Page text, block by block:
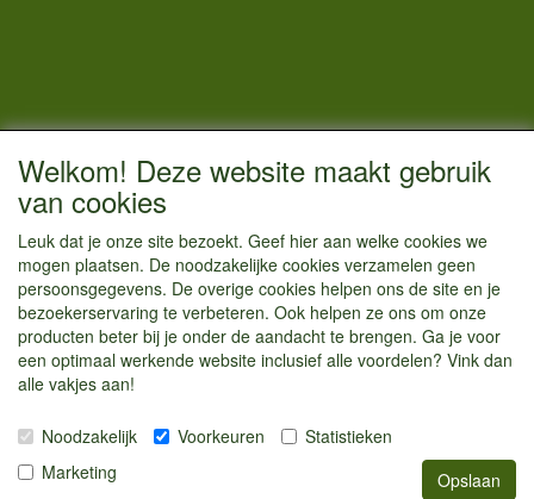
CONTACTGEGEVENS
Vestigingsadres:
Einsteinstraat 52
1433 BG Kudelstaart
info@kamperenenzo.nl
Tel : 06 125 82 112
Handelend onder
KvK nummer : 70477329
Welkom! Deze website maakt gebruik
van cookies
Leuk dat je onze site bezoekt. Geef hier aan welke cookies we
mogen plaatsen. De noodzakelijke cookies verzamelen geen
persoonsgegevens. De overige cookies helpen ons de site en je
bezoekerservaring te verbeteren. Ook helpen ze ons om onze
producten beter bij je onder de aandacht te brengen. Ga je voor
een optimaal werkende website inclusief alle voordelen? Vink dan
alle vakjes aan!
Noodzakelijk Voorkeuren
Statistieken
Marketing
Opslaan